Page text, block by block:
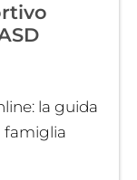
la guida
famiglia